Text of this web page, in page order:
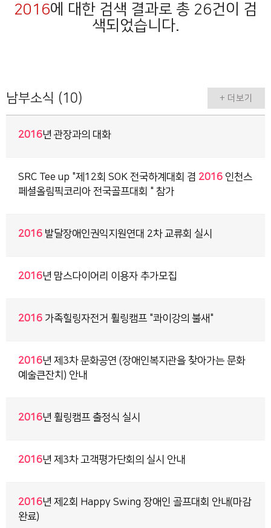
2016에 대한 검색 결과로 총 26건이 검
색되었습니다.
남부소식 (10) + 더보기
2016년 관장과의 대화
SRC Tee up "제12회 SOK 전국하계대회 겸 2016 인천스
페셜올림픽코리아 전국골프대회 " 참가
2016 발달장애인권익지원연대 2차 교류회 실시
2016년 맘스다이어리 이용자 추가모집
2016 가족힐링자전거 휠링캠프 "콰이강의 불새"
2016년 제3차 문화공연 (장애인복지관을 찾아가는 문화
예술큰잔치) 안내
2016년 휠링캠프 출정식 실시
2016년 제3차 고객평가단회의 실시 안내
2016년 제2회 Happy Swing 장애인 골프대회 안내(마감
완료)